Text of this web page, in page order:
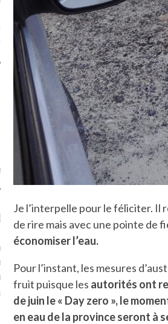
MOI SUR
TWITTER
@Isa_Monrozier
ARCACHON
je t'aime, my little bassin
comment ? "
je ne parle presque que
Je l’interpelle pour le féliciter. Il
de rire mais avec une pointe de
économiser l’eau.
Pour l’instant, les mesures
fruit puisque les autorités ont
de juin le « Day zero », le
en eau de la province seront à